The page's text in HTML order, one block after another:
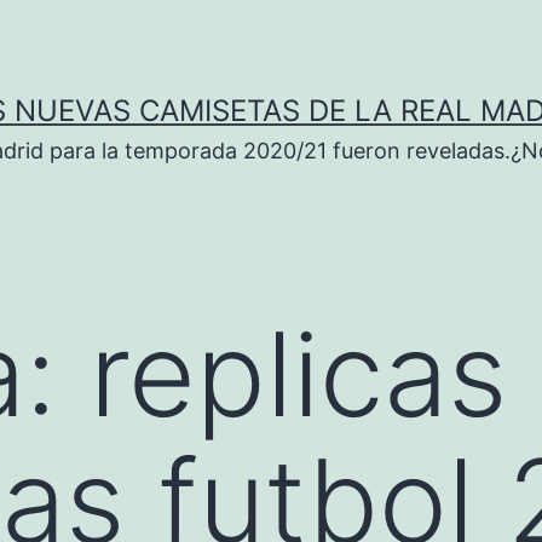
NUEVAS CAMISETAS DE LA REAL
para la temporada 2020/21 fueron
replicas
futbol